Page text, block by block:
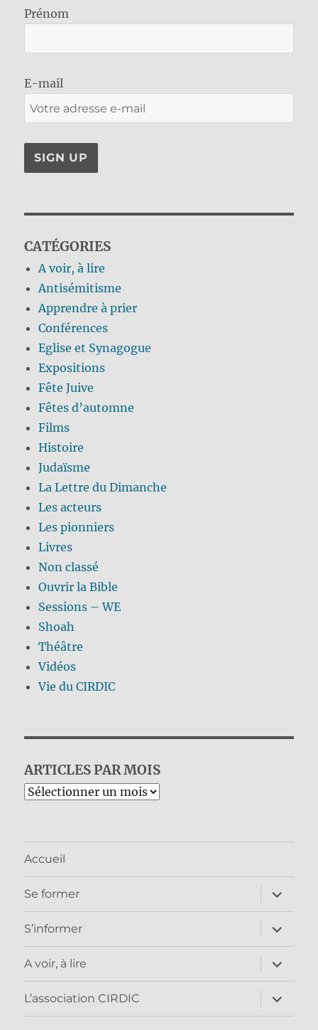
Prénom
E-mail
CATÉGORIES
A voir, à lire
Antisémitisme
Apprendre à prier
Conférences
Eglise et Synagogue
Expositions
Fête Juive
Fêtes d’automne
Films
Histoire
Judaïsme
La Lettre du Dimanche
Les acteurs
Les pionniers
Livres
Non classé
Ouvrir la Bible
Sessions – WE
Shoah
Théâtre
Vidéos
Vie du CIRDIC
ARTICLES PAR MOIS
Archives
Accueil
Se former
ouvrir
le
sous-
menu
S’informer
ouvrir
le
sous-
menu
A voir, à lire
ouvrir
le
sous-
menu
L’association CIRDIC
ouvrir
le
sous-